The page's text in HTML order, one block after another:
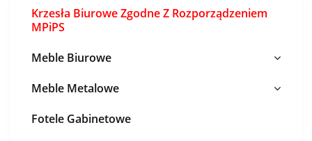
Krzesła Biurowe Zgodne Z Rozporządzeniem
MPiPS
Meble Biurowe
Meble Metalowe
Fotele Gabinetowe